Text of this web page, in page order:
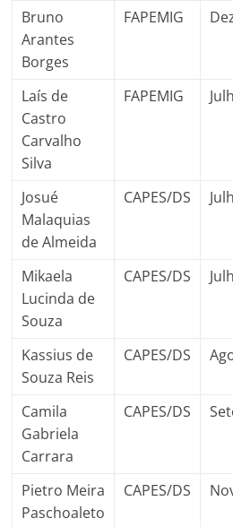
Bruno
Arantes
Borges
FAPEMIG
Laís de
Castro
Carvalho
Silva
FAPEMIG
Josué
Malaquias
de Almeida
CAPES/DS
Mikaela
Lucinda de
Souza
CAPES/DS
Kassius de
Souza Reis
CAPES/DS
Camila
Gabriela
Carrara
CAPES/DS
Pietro Meira
Paschoaleto
CAPES/DS